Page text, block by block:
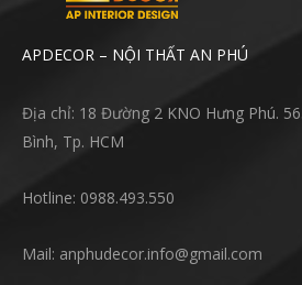
APDECOR – NỘI THẤT AN PHÚ
Địa chỉ: 18 Đường 2 KNO Hưng Phú.
Bình, Tp. HCM
Hotline: 0988.493.550
Mail: anphudecor.info@gmail.com